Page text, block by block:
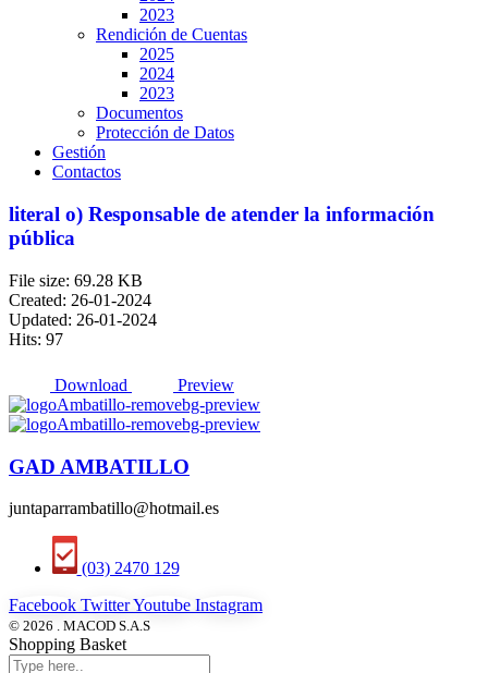
2023
Rendición de Cuentas
2025
2024
2023
Documentos
Protección de Datos
Gestión
Contactos
literal o) Responsable de atender la información
pública
File size: 69.28 KB
Created: 26-01-2024
Updated: 26-01-2024
Hits: 97
Download Preview
GAD AMBATILLO
juntaparrambatillo@hotmail.es
(03) 2470 129
Facebook TwitterYoutube Instagram
© 2026 . MACOD S.A.S
Shopping Basket